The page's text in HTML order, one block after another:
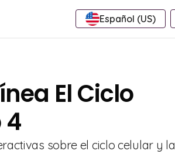
Español (US)
El Ciclo
4
sobre el ciclo celular y la